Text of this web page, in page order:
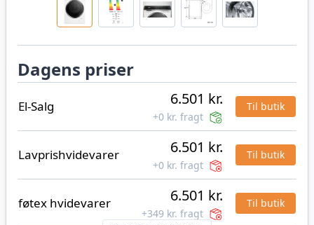
Dagens priser
El-Salg 6.501 kr.
+0 kr. fragt
Til butik
Lavprishvidevarer 6.501 kr.
+0 kr. fragt
Til butik
føtex hvidevarer 6.501 kr.
+349 kr. fragt
Til butik